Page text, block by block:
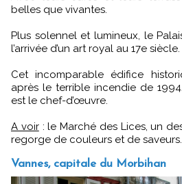
belles que vivantes.
Plus solennel et lumineux, le
l’arrivée d’un art royal au 17e siècle.
Cet incomparable édifice
après le terrible incendie de
est le chef-d’œuvre.
A voir: le Marché des Lices, un
regorge de couleurs et de saveurs.
Vannes, capitale du Morbihan